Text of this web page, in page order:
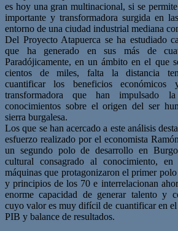
es hoy una gran multinacional, si se
importante y transformadora surgida en
entorno de una ciudad industrial mediana
Del Proyecto Atapuerca se ha estudiado
que ha generado en sus más de
Paradójicamente, en un ámbito en el que
cientos de miles, falta la distancia
cuantificar los beneficios
transformadora que han impulsado
conocimientos sobre el origen del ser
sierra burgalesa.
Los que se han acercado a este análisis
esfuerzo realizado por el economista
un segundo polo de desarrollo en
cultural consagrado al conocimiento,
máquinas que protagonizaron el primer
y principios de los 70 e interrelacionan
enorme capacidad de generar talento y
cuyo valor es muy difícil de cuantificar en el
PIB y balance de resultados.